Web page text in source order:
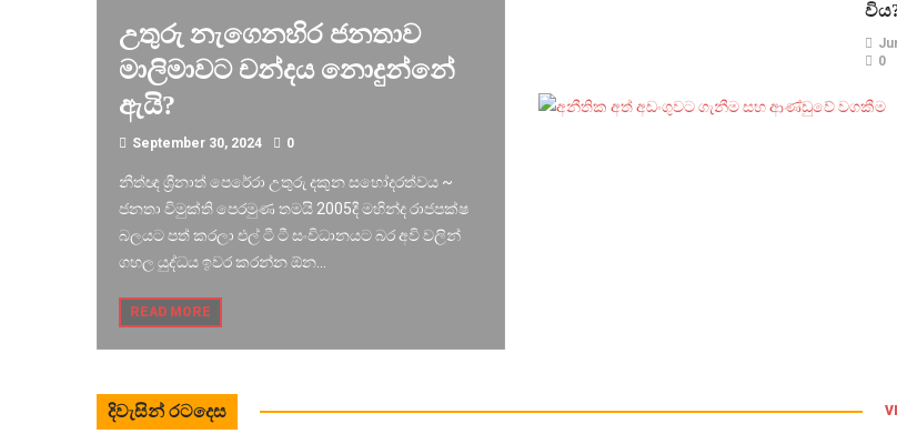
උතුරු නැගෙනහිර ජනතාව
මාලිමාවට චන්දය නොදුන්නේ
ඇයි?
September 30, 2024 0
නීත්ඥ ශ්‍රීනාත් පෙරේරා උතුරු දකුන සහෝදරත්වය ~
ජනතා විමුක්ති පෙරමුණ තමයි 2005දී මහින්ද රාජපක්ෂ
බලයට පත් කරලා එල් ටී ටී සංවිධානයට බර අවි වලින්
ගහල යුද්ධය ඉවර කරන්න ඕන...
READ MORE
0
දිවැසින් රටදෙස